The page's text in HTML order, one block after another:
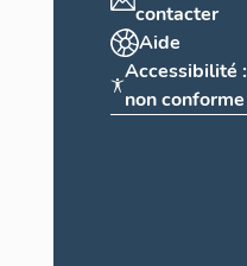
contacter
Aide
Accessibilité :
non conforme